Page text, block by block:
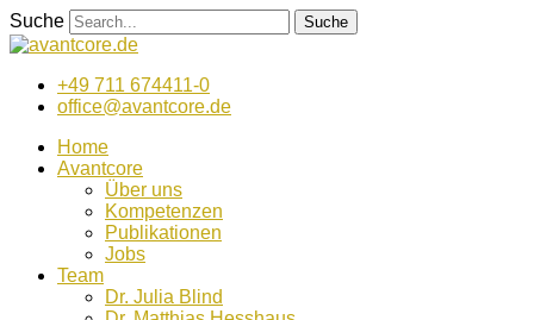
Zum
Inhalt
Suche Suche
+49 711 674411-0
office@avantcore.de
Home
Avantcore
Über uns
Kompetenzen
Publikationen
Jobs
Team
Dr. Julia Blind